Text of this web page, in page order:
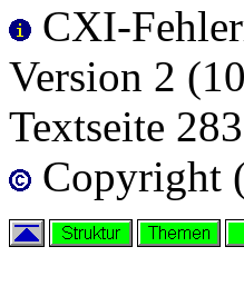
CXI-
Version 2
Textseite
Copyright